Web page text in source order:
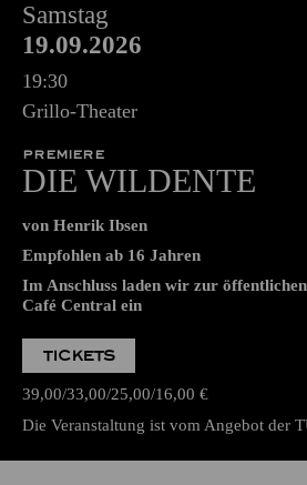
Samstag
19.09.2026
19:30
Grillo-Theater
PREMIERE
DIE WILDENTE
von Henrik Ibsen
Empfohlen ab 16 Jahren
Im Anschluss laden wir zur
Café Central ein
TICKETS
39,00 33,00 25,00 16,00 €
Die Veranstaltung ist vom Angebot der